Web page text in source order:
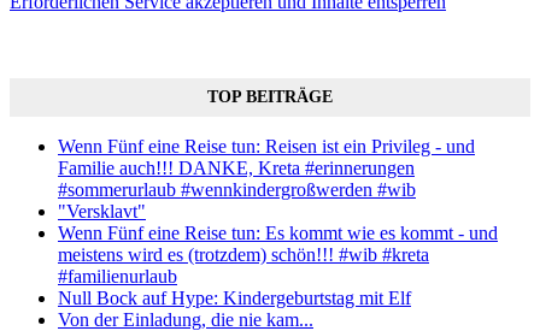
TOP BEITRÄGE
Wenn Fünf eine Reise tun: Reisen ist ein Privileg - und
Familie auch!!! DANKE, Kreta #erinnerungen
#sommerurlaub #wennkindergroßwerden #wib
"Versklavt"
Wenn Fünf eine Reise tun: Es kommt wie es kommt - und
meistens wird es (trotzdem) schön!!! #wib #kreta
#familienurlaub
Null Bock auf Hype: Kindergeburtstag mit Elf
Von der Einladung, die nie kam...